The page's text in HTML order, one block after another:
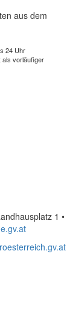
aus dem
24 Uhr
als vorläufiger
1 •